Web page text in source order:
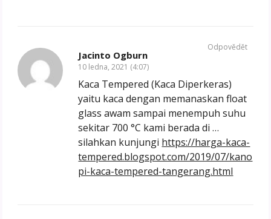
Jacinto Ogburn
10 ledna, 2021 (4:07)
Kaca Tempered (Kaca Diperkeras)
yaitu kaca dengan memanaskan float
glass awam sampai menempuh suhu
sekitar 700 °C kami berada di …
silahkan kunjungi https://harga-kaca-
tempered.blogspot.com/2019/07/kano
pi-kaca-tempered-tangerang.html
Odpovědět